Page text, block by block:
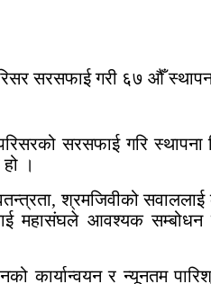
सरसफाई गरी ६७ औँ
सरसफाई गरि स्थापना
।
श्रमजिवीको
महासंघले आवश्यक
कार्यान्वयन र न्यूनतम